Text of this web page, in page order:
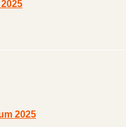
2025